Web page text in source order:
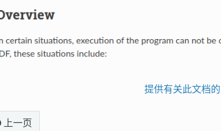
提供有关此文档
上一页